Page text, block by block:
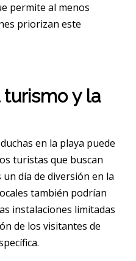
permite al menos
priorizan este
y la
en la playa puede
turistas que buscan
día de diversión en la
también podrían
instalaciones limitadas
de los visitantes de